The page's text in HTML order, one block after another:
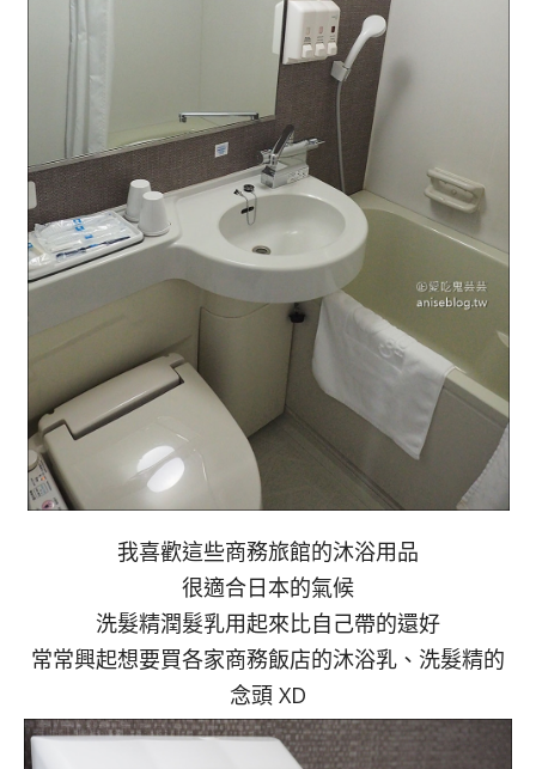
我喜歡這些商務旅館的沐浴用品
很適合日本的氣候
洗髮精潤髮乳用起來比自己帶的還好
常常興起想要買各家商務飯店的沐浴乳、洗髮精的
念頭 XD